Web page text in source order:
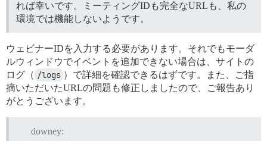
れば幸いです。ミーティングIDも完全なURLも、私の
環境では機能しないようです。
ウェビナーIDを入力する必要があります。それでもモーダ
ルウィンドウでイベントを追加できない場合は、サイトの
ログ（ /logs ）で詳細を確認できるはずです。また、ご指
摘いただいたURLの問題も修正しましたので、ご報告あり
がとうございます。
downey: